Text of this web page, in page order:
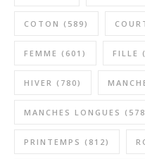
COTON (589)
FEMME (601) FILLE
HIVER (780)
MANCHES LONGUES
PRINTEMPS (812)